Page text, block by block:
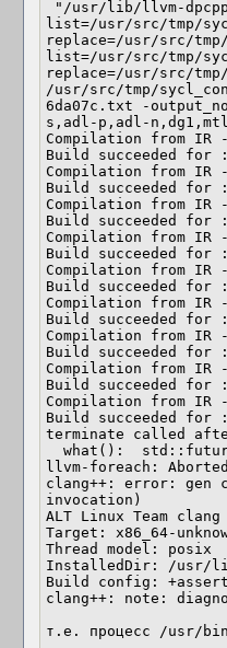
list=/usr/src/tmp/
replace=/usr/src/
list=/usr/src/tmp/
replace=/usr/src/
/usr/src/tmp/
6da07c.txt -
s,adl-p,adl-
Compilation from IR
Build succeeded
Compilation from IR
Build succeeded
Compilation from IR
Build succeeded for
Compilation from IR
Build succeeded for
Compilation from IR
Build succeeded for
Compilation from IR
Build succeeded for
Compilation from IR
Build succeeded for
Compilation from IR
Build succeeded for
Compilation from IR
Build succeeded for
terminate called
llvm-foreach: Aborted
clang++: error: gen
invocation)
ALT Linux Team
Target: x86_64-
Thread model: posix
InstalledDir: /usr/
Build config:
clang++: note:
т.е. процесс /usr/